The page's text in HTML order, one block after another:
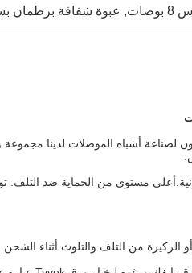
, عبوة شفافة برطمان
أشباه الموصلات.لدينا مجموعة
مستوى من الحماية ضد التلف.